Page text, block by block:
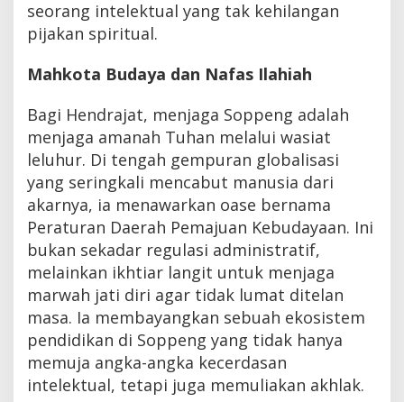
seorang intelektual yang tak kehilangan
pijakan spiritual.
Mahkota Budaya dan Nafas Ilahiah
Bagi Hendrajat, menjaga Soppeng adalah
menjaga amanah Tuhan melalui wasiat
leluhur. Di tengah gempuran globalisasi
yang seringkali mencabut manusia dari
akarnya, ia menawarkan oase bernama
Peraturan Daerah Pemajuan Kebudayaan. Ini
bukan sekadar regulasi administratif,
melainkan ikhtiar langit untuk menjaga
marwah jati diri agar tidak lumat ditelan
masa. Ia membayangkan sebuah ekosistem
pendidikan di Soppeng yang tidak hanya
memuja angka-angka kecerdasan
intelektual, tetapi juga memuliakan akhlak.